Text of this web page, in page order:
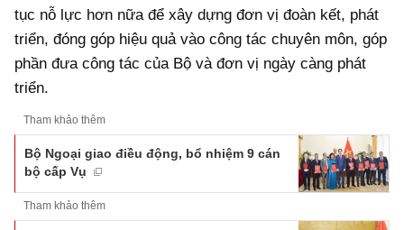
tục nỗ lực hơn nữa để xây dựng đơn vị đoàn kết, phát
triển, đóng góp hiệu quả vào công tác chuyên môn, góp
phần đưa công tác của Bộ và đơn vị ngày càng phát
triển.
Tham khảo thêm
Bộ Ngoại giao điều động, bổ nhiệm 9 cán
bộ cấp Vụ
Tham khảo thêm